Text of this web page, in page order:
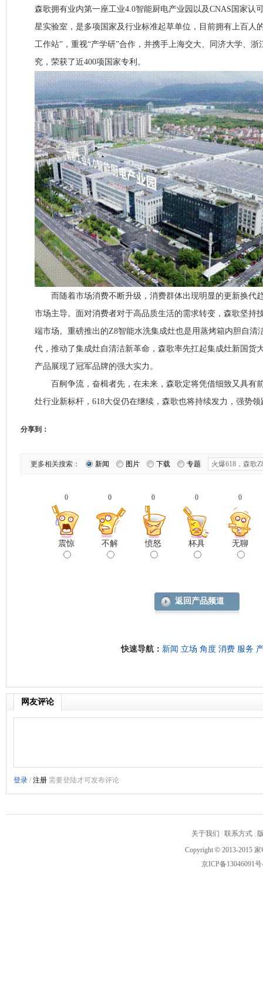
森歌拥有业内第一座工业4.0智能厨电产业园以及CNAS国家认
星实验室，是多项国家及行业标准起草单位，目前拥有上百人
工作站”，重视“产学研”合作，并携手上海交大、同济大学、
究，荣获了近400项国家专利。
而随着市场消费不断升级，消费群体出现明显的更新换代
市场主导。面对消费者对于高品质生活的需求转变，森歌坚持
端市场。重磅推出的Z8智能水洗集成灶也是用蒸烤箱内胆自清
代，推动了集成灶自清洁新革命，森歌率先扛起集成灶新国货
产品展现了冠军品牌的强大实力。
百舸争流，奋楫者先，在未来，森歌定将凭借细致又具有
灶行业新标杆，618大促仍在继续，森歌也将持续发力，强势
分享到：
更多相关搜索： 新闻 图片 下载 专题
0
震惊
0
不解
0
愤怒
0
杯具
0
无聊
返回产品频道
快速导航： 新闻 立场 角度 消费 服务
网友评论
关于我们 联系方式
Copyright © 2013-2015
京ICP备13046091号